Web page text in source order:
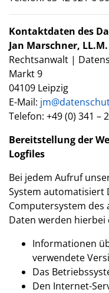
Kontaktdaten des
Jan Marschner, LL.M.
Rechtsanwalt |
Markt 9
04109 Leipzig
E-Mail:
Telefon: +49 (0) 341 –
Bereitstellung der
Logfiles
Bei jedem Aufruf
System automatisiert
Computersystem des
Daten werden hierbei
Informationen
verwendete
Das
Den Internet-